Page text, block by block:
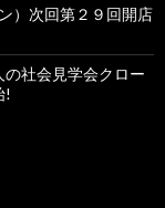
）次回第２９回開店
社会見学会クロー
!